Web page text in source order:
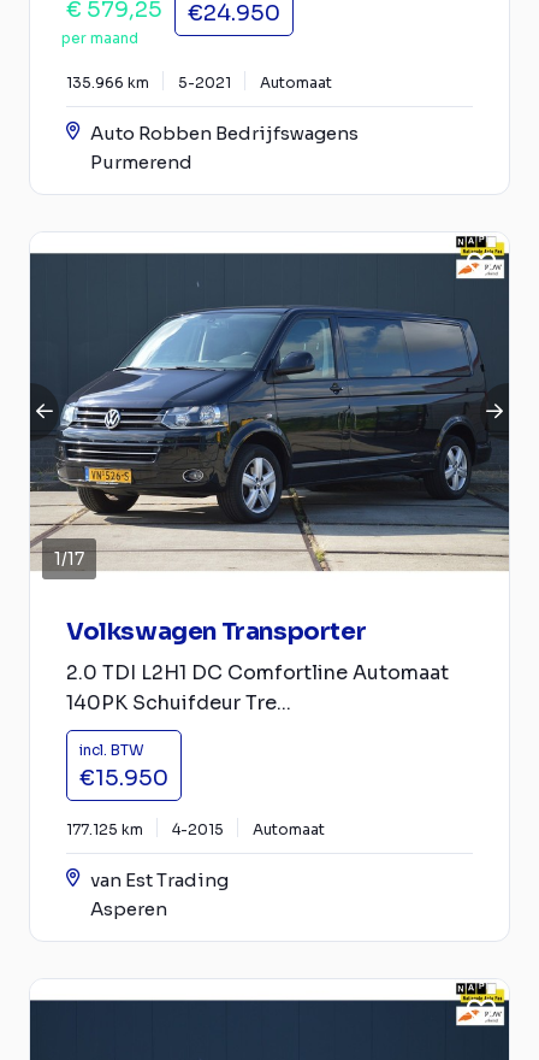
€ 579,25
per maand
€24.950
135.966 km 5-2021 Automaat
Auto Robben Bedrijfswagens
Purmerend
1/17
Volkswagen Transporter
2.0 TDI L2H1 DC Comfortline Automaat
140PK Schuifdeur Tre...
incl. BTW
€15.950
177.125 km 4-2015 Automaat
van Est Trading
Asperen